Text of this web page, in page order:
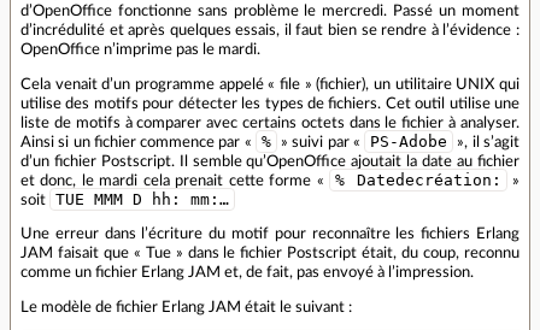
d’OpenOffice fonctionne sans problème le mercredi. Passé un moment
d’incrédulité et après quelques essais, il faut bien se rendre à l’évidence :
OpenOffice n’imprime pas le mardi.
Cela venait d’un programme appelé « file » (fichier), un utilitaire UNIX qui
utilise des motifs pour détecter les types de fichiers. Cet outil utilise une
liste de motifs à comparer avec certains octets dans le fichier à analyser.
Ainsi si un fichier commence par «
% » suivi par « PS-Adobe
», il s’agit
d’un fichier Postscript. Il semble qu’OpenOffice ajoutait la date au fichier
et donc, le mardi cela prenait cette forme «
% Datedecréation:
»
soit
TUE MMM D hh: mm:…
Une erreur dans l’écriture du motif pour reconnaître les fichiers Erlang
JAM faisait que « Tue » dans le fichier Postscript était, du coup, reconnu
comme un fichier Erlang JAM et, de fait, pas envoyé à l’impression.
Le modèle de fichier Erlang JAM était le suivant :